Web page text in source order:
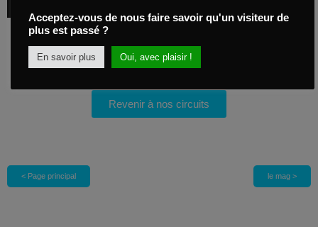
Revenir à nos circuits
< Page principal le mag >
Acceptez-vous de nous faire savoir qu'un visiteur de
plus est passé ?
En savoir plus Oui, avec plaisir !